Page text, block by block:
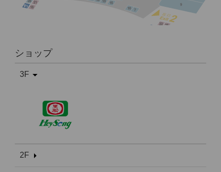
ショップ
3F
2F